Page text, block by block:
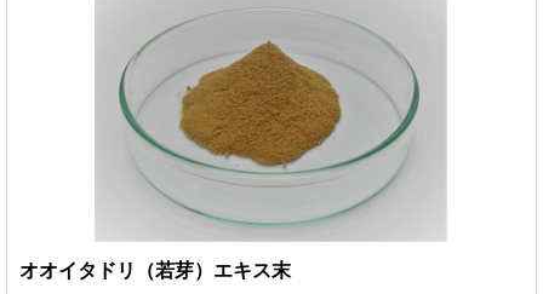
オオイタドリ（若芽）エキス末